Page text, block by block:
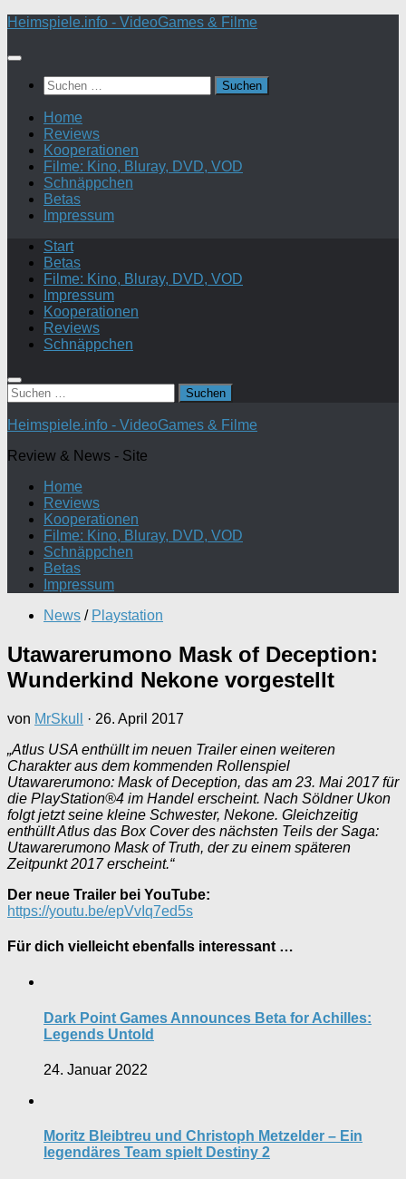
Zum
springen
Heimspiele.info - VideoGames & Filme
Suchen
nach:
Home
Reviews
Kooperationen
Filme: Kino, Bluray, DVD, VOD
Schnäppchen
Betas
Impressum
Start
Betas
Filme: Kino, Bluray, DVD, VOD
Impressum
Kooperationen
Reviews
Schnäppchen
Suchen
nach:
Heimspiele.info - VideoGames & Filme
Review & News - Site
Home
Reviews
Kooperationen
Filme: Kino, Bluray, DVD, VOD
Schnäppchen
Betas
Impressum
News / Playstation
Utawarerumono Mask of Deception:
Wunderkind Nekone vorgestellt
von MrSkull · 26. April 2017
„Atlus USA enthüllt im neuen Trailer einen weiteren
Charakter aus dem kommenden Rollenspiel
Utawarerumono: Mask of Deception, das am 23. Mai 2017 für
die PlayStation®4 im Handel erscheint. Nach Söldner Ukon
folgt jetzt seine kleine Schwester, Nekone. Gleichzeitig
enthüllt Atlus das Box Cover des nächsten Teils der Saga:
Utawarerumono Mask of Truth, der zu einem späteren
Zeitpunkt 2017 erscheint.“
Der neue Trailer bei YouTube:
https://youtu.be/epVvIq7ed5s
Für dich vielleicht ebenfalls interessant …
Dark Point Games Announces Beta for Achilles:
Legends Untold
24. Januar 2022
Moritz Bleibtreu und Christoph Metzelder – Ein
legendäres Team spielt Destiny 2